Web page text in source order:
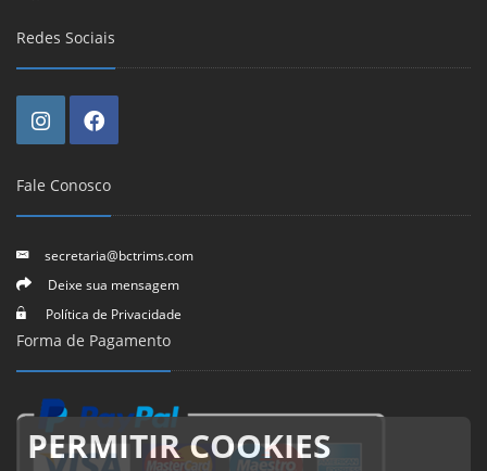
Redes Sociais
Fale Conosco
secretaria@bctrims.com
Deixe sua mensagem
Política de Privacidade
Forma de Pagamento
PERMITIR COOKIES